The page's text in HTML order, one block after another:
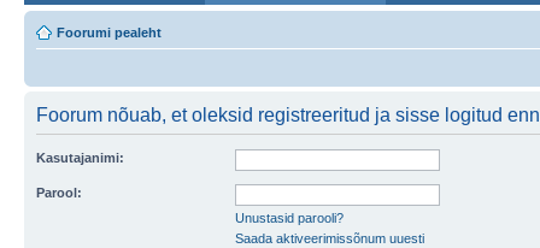
Foorumi pealeht
Foorum nõuab, et oleksid registreeritud ja sisse logitud
Kasutajanimi:
Parool:
Unustasid parooli?
Saada aktiveerimissõnum uuesti